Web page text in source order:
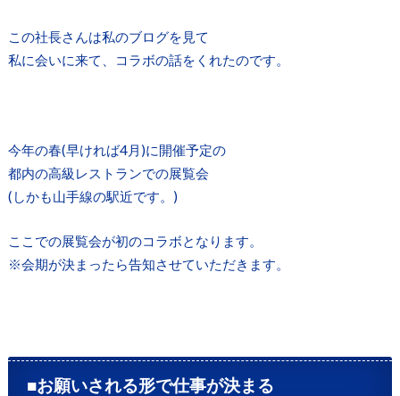
この社長さんは私のブログを見て
私に会いに来て、コラボの話をくれたのです。
今年の春(早ければ4月)に開催予定の
都内の高級レストランでの展覧会
(しかも山手線の駅近です。)
ここでの展覧会が初のコラボとなります。
※会期が決まったら告知させていただきます。
■お願いされる形で仕事が決まる